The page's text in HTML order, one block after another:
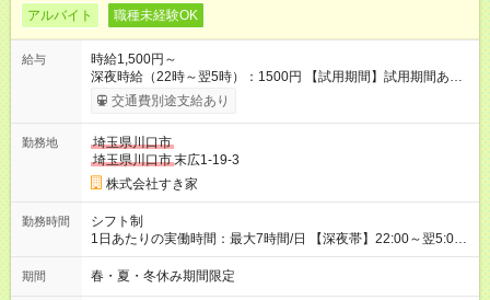
アルバイト 職種未経験OK
給与
時給1,500円～
深夜時給（22時～翌5時）：1500円 【試用期間】試用期間あり
試用期間の長さ：1ヶ月 雇用形態、給与は本採用時と同じです。
試用期間の実態は30日（※条件変更なし）ですが、切り上げで
同時給）
交通費別途支給あり
勤務地
埼玉県川口市
埼玉県川口市末広1-19-3
株式会社すき家
勤務時間
シフト制
1日あたりの実働時間：最大7時間/日 【深夜帯】22:00～翌5:00
週2日～・1日2h～OK◎ ※22:00から翌5:00までは18歳以上の方
のみ勤務可能です（18歳未満の深夜業務禁止のため） ★深夜で
期間 春・夏・冬休み期間限定